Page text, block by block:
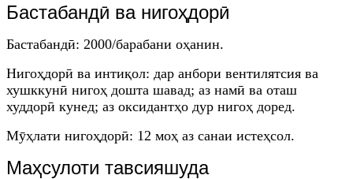
Бастабандӣ ва нигоҳдорӣ
Бастабандӣ: 2000/барабани оҳанин.
Нигоҳдорӣ ва интиқол: дар анбори вентилятсия ва
хушккунӣ нигоҳ дошта шавад; аз намӣ ва оташ
худдорӣ кунед; аз оксидантҳо дур нигоҳ доред.
Мӯҳлати нигоҳдорӣ: 12 моҳ аз санаи истеҳсол.
Маҳсулоти тавсияшуда